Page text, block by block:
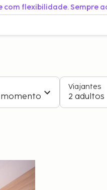
com flexibilidade. Sempre
momento
Viajantes
2 adultos